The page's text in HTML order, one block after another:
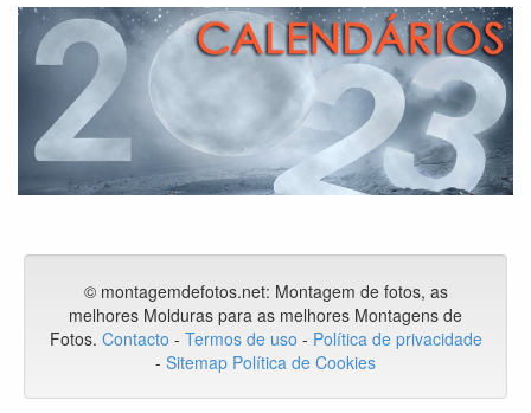
© montagemdefotos.net: Montagem de fotos, as
melhores Molduras para as melhores Montagens de
Fotos. Contacto - Termos de uso - Política de privacidade
- Sitemap Política de Cookies